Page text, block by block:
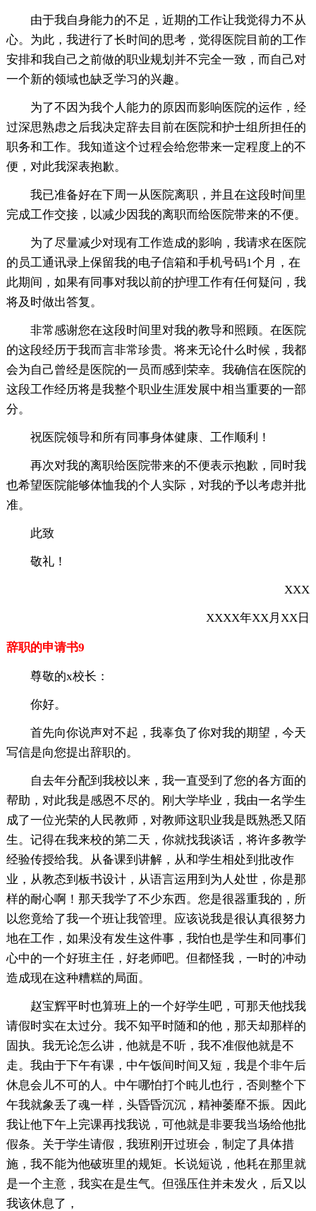
由于我自身能力的不足，近期的工作让我觉得力不从
心。为此，我进行了长时间的思考，觉得医院目前的工作
安排和我自己之前做的职业规划并不完全一致，而自己对
一个新的领域也缺乏学习的兴趣。
为了不因为我个人能力的原因而影响医院的运作，经
过深思熟虑之后我决定辞去目前在医院和护士组所担任的
职务和工作。我知道这个过程会给您带来一定程度上的不
便，对此我深表抱歉。
我已准备好在下周一从医院离职，并且在这段时间里
完成工作交接，以减少因我的离职而给医院带来的不便。
为了尽量减少对现有工作造成的影响，我请求在医院
的员工通讯录上保留我的电子信箱和手机号码1个月，在
此期间，如果有同事对我以前的护理工作有任何疑问，我
将及时做出答复。
非常感谢您在这段时间里对我的教导和照顾。在医院
的这段经历于我而言非常珍贵。将来无论什么时候，我都
会为自己曾经是医院的一员而感到荣幸。我确信在医院的
这段工作经历将是我整个职业生涯发展中相当重要的一部
分。
祝医院领导和所有同事身体健康、工作顺利！
再次对我的离职给医院带来的不便表示抱歉，同时我
也希望医院能够体恤我的个人实际，对我的予以考虑并批
准。
此致
敬礼！
XXX
XXXX年XX月XX日
辞职的申请书9
尊敬的x校长：
你好。
首先向你说声对不起，我辜负了你对我的期望，今天
写信是向您提出辞职的。
自去年分配到我校以来，我一直受到了您的各方面的
帮助，对此我是感恩不尽的。刚大学毕业，我由一名学生
成了一位光荣的人民教师，对教师这职业我是既熟悉又陌
生。记得在我来校的第二天，你就找我谈话，将许多教学
经验传授给我。从备课到讲解，从和学生相处到批改作
业，从教态到板书设计，从语言运用到为人处世，你是那
样的耐心啊！那天我学了不少东西。您是很器重我的，所
以您竟给了我一个班让我管理。应该说我是很认真很努力
地在工作，如果没有发生这件事，我怕也是学生和同事们
心中的一个好班主任，好老师吧。但都怪我，一时的冲动
造成现在这种糟糕的局面。
赵宝辉平时也算班上的一个好学生吧，可那天他找我
请假时实在太过分。我不知平时随和的他，那天却那样的
固执。我无论怎么讲，他就是不听，我不准假他就是不
走。我由于下午有课，中午饭间时间又短，我是个非午后
休息会儿不可的人。中午哪怕打个盹儿也行，否则整个下
午我就象丢了魂一样，头昏昏沉沉，精神萎靡不振。因此
我让他下午上完课再找我说，可他就是非要我当场给他批
假条。关于学生请假，我班刚开过班会，制定了具体措
施，我不能为他破班里的规矩。长说短说，他耗在那里就
是一个主意，我实在是生气。但强压住并未发火，后又以
我该休息了，